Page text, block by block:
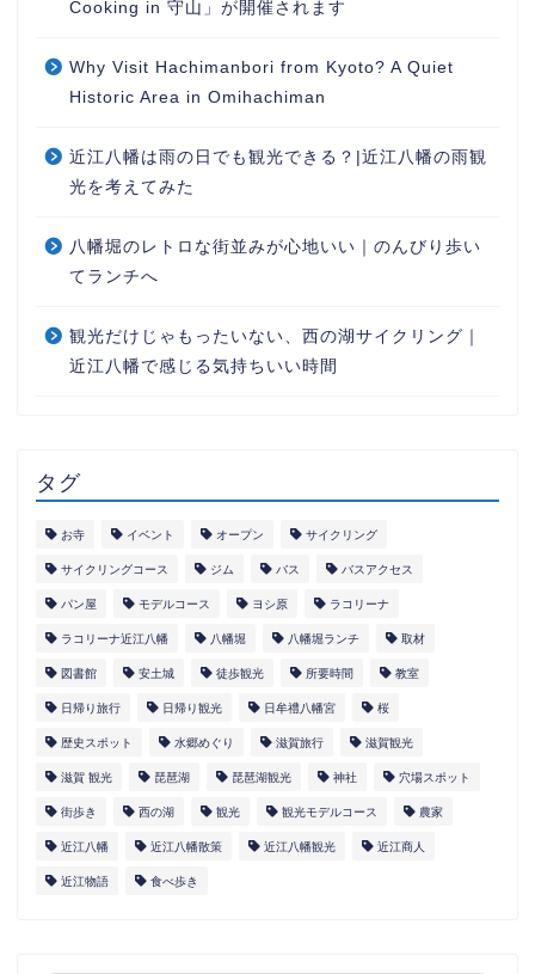
Cooking in 守山」が開催されます
Why Visit Hachimanbori from Kyoto? A Quiet
Historic Area in Omihachiman
近江八幡は雨の日でも観光できる？|近江八幡の雨観
光を考えてみた
八幡堀のレトロな街並みが心地いい｜のんびり歩い
てランチへ
観光だけじゃもったいない、西の湖サイクリング｜
近江八幡で感じる気持ちいい時間
タグ
お寺 イベント オープン サイクリング
サイクリングコース ジム バス バスアクセス
パン屋 モデルコース ヨシ原 ラコリーナ
ラコリーナ近江八幡 八幡堀 八幡堀ランチ 取材
図書館 安土城 徒歩観光 所要時間 教室
日帰り旅行 日帰り観光 日牟禮八幡宮 桜
歴史スポット 水郷めぐり 滋賀旅行 滋賀観光
滋賀 観光 琵琶湖 琵琶湖観光 神社 穴場スポット
街歩き 西の湖 観光 観光モデルコース 農家
近江八幡 近江八幡散策 近江八幡観光 近江商人
近江物語 食べ歩き